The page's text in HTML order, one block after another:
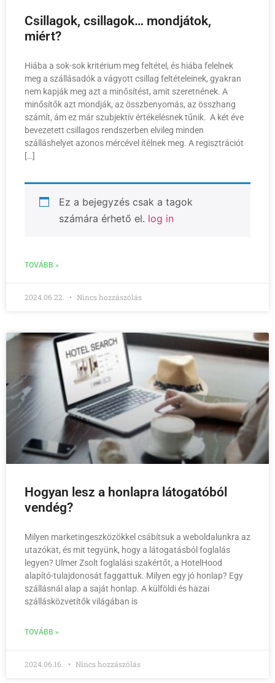
Csillagok, csillagok… mondjátok,
miért?
Hiába a sok-sok kritérium meg feltétel, és hiába felelnek
meg a szállásadók a vágyott csillag feltételeinek, gyakran
nem kapják meg azt a minősítést, amit szeretnének. A
minősítők azt mondják, az összbenyomás, az összhang
számít, ám ez már szubjektív értékelésnek tűnik. A két éve
bevezetett csillagos rendszerben elvileg minden
szálláshelyet azonos mércével ítélnek meg. A regisztrációt
[…]
Ez a bejegyzés csak a tagok
számára érhető el. log in
TOVÁBB »
2024.06.22. Nincs hozzászólás
Hogyan lesz a honlapra látogatóból
vendég?
Milyen marketingeszközökkel csábítsuk a weboldalunkra az
utazókat, és mit tegyünk, hogy a látogatásból foglalás
legyen? Ulmer Zsolt foglalási szakértőt, a HotelHood
alapító-tulajdonosát faggattuk. Milyen egy jó honlap? Egy
szállásnál alap a saját honlap. A külföldi és hazai
szállásközvetítők világában is
TOVÁBB »
2024.06.16. Nincs hozzászólás